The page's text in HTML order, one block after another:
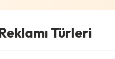
Türleri